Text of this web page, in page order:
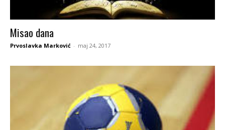
Misao dana
Prvoslavka Marković - maj 24, 2017